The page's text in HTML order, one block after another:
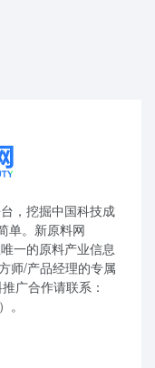
，挖掘中国科技成
单。新原料网
一的原料产业信息
师/产品经理的专属
广合作请联系：
。